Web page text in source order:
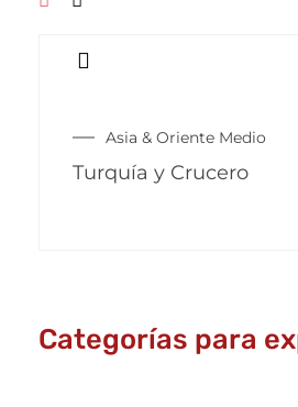
Asia & Oriente Medio
Turquía y Crucero
Categorías para